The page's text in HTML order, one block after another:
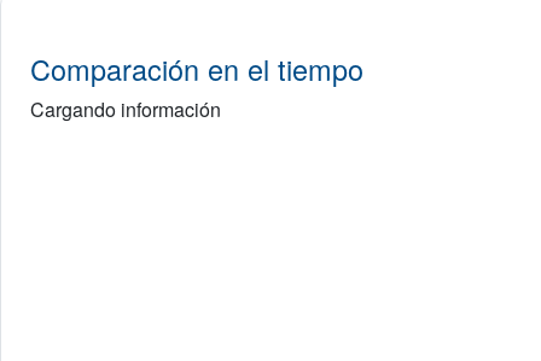
Comparación en el tiempo
Cargando información